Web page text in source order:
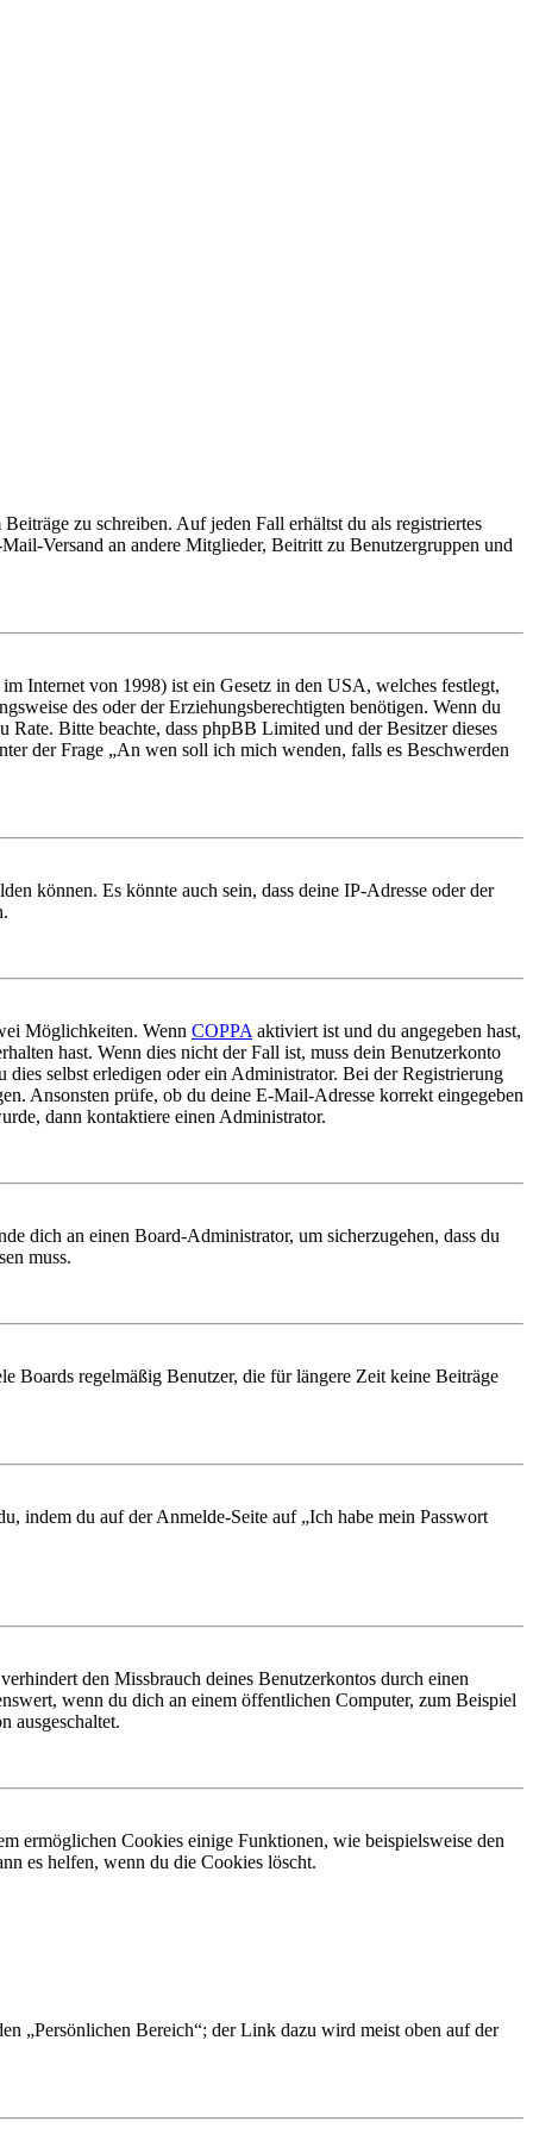
zu schreiben. Auf jeden Fall erhältst du als registriertes
Versand an andere Mitglieder, Beitritt zu Benutzergruppen und
Internet von 1998) ist ein Gesetz in den USA, welches festlegt,
des oder der Erziehungsberechtigten benötigen. Wenn du
Bitte beachte, dass phpBB Limited und der Besitzer dieses
der Frage „An wen soll ich mich wenden, falls es Beschwerden
können. Es könnte auch sein, dass deine IP-Adresse oder der
Möglichkeiten. Wenn COPPA aktiviert ist und du angegeben hast,
hast. Wenn dies nicht der Fall ist, muss dein Benutzerkonto
selbst erledigen oder ein Administrator. Bei der Registrierung
Ansonsten prüfe, ob du deine E-Mail-Adresse korrekt eingegeben
dann kontaktiere einen Administrator.
dich an einen Board-Administrator, um sicherzugehen, dass du
muss.
Boards regelmäßig Benutzer, die für längere Zeit keine Beiträge
indem du auf der Anmelde-Seite auf „Ich habe mein Passwort
den Missbrauch deines Benutzerkontos durch einen
wenn du dich an einem öffentlichen Computer, zum Beispiel
ausgeschaltet.
ermöglichen Cookies einige Funktionen, wie beispielsweise den
es helfen, wenn du die Cookies löscht.
„Persönlichen Bereich“; der Link dazu wird meist oben auf der